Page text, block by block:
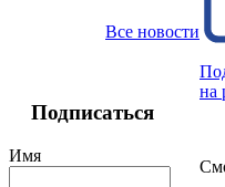
Все новости
Подписаться
Имя
на